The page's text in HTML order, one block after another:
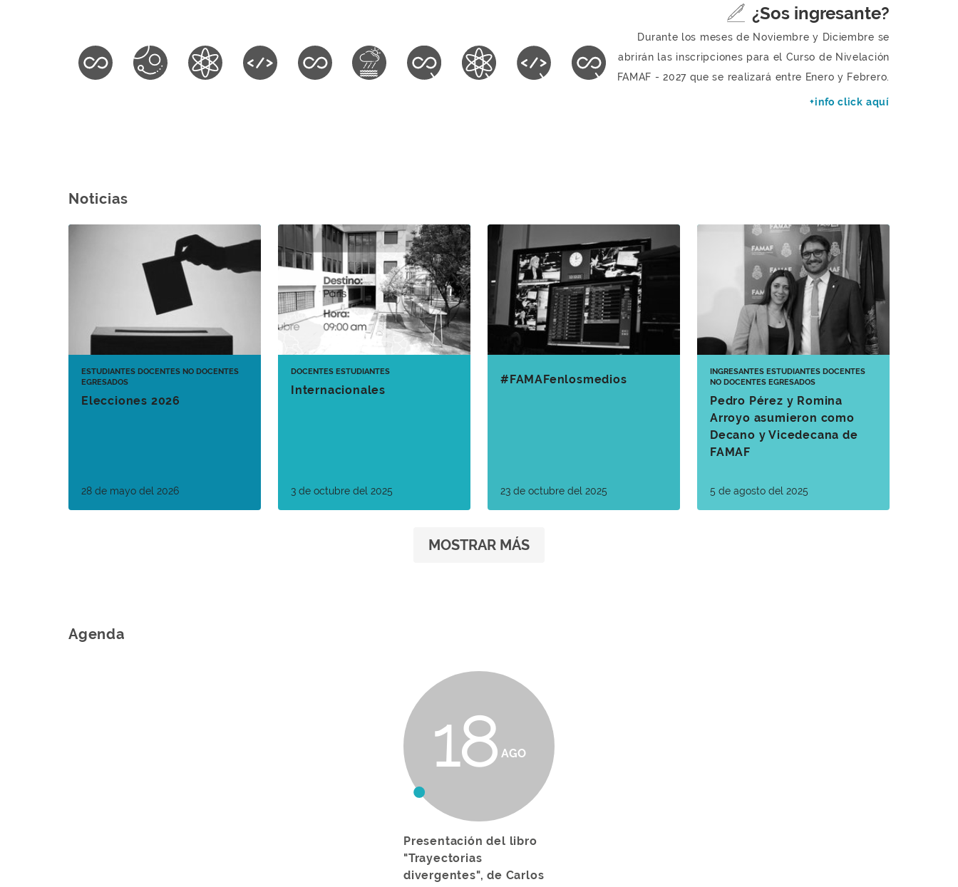
¿Sos ingresante?
Durante los meses de Noviembre y Diciembre se
abrirán las inscripciones para el Curso de Nivelación
FAMAF - 2027 que se realizará entre Enero y Febrero.
+info click aquí
Noticias
ESTUDIANTES DOCENTES NO DOCENTES
EGRESADOS
Elecciones 2026
28 de mayo del 2026
DOCENTES ESTUDIANTES
Internacionales
3 de octubre del 2025
#FAMAFenlosmedios
23 de octubre del 2025
INGRESANTES ESTUDIANTES DOCENTES
NO DOCENTES EGRESADOS
Pedro Pérez y Romina
Arroyo asumieron como
Decano y Vicedecana de
FAMAF
5 de agosto del 2025
MOSTRAR MÁS
Agenda
18 AGO
Presentación del libro
"Trayectorias
divergentes", de Carlos